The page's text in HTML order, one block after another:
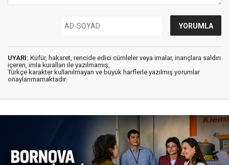
UYARI: Küfür, hakaret, rencide edici cümleler veya imalar, inançlara saldırı
içeren, imla kuralları ile yazılmamış,
Türkçe karakter kullanılmayan ve büyük harflerle yazılmış yorumlar
onaylanmamaktadır.